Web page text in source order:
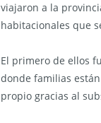
viajaron a la
habitacionales que
El primero de ellos
donde familias
propio gracias al